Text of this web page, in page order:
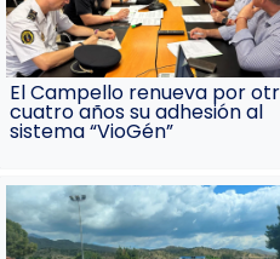
El Campello renueva por
cuatro años su adhesión al
sistema “VioGén”